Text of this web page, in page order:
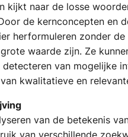
kijkt naar de losse
de kernconcepten en
herformuleren zonder
waarde zijn. Ze
van mogelijke
kwalitatieve en
van de betekenis